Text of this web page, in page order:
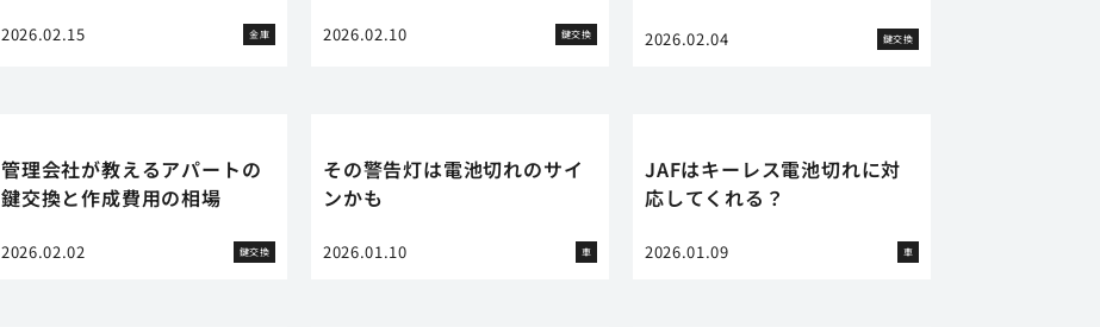
2026.02.15 金庫 2026.02.10 鍵交換 2026.02.04 鍵交換
管理会社が教えるアパートの
鍵交換と作成費用の相場
2026.02.02 鍵交換
その警告灯は電池切れのサイ
ンかも
2026.01.10 車
JAFはキーレス電池切れに対
応してくれる？
2026.01.09 車